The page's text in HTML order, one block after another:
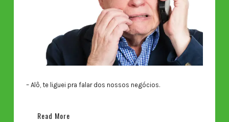
– Alô, te liguei pra falar dos nossos negócios.
Read More